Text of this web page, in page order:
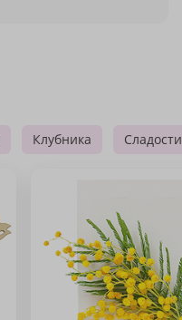
Клубника Сладости